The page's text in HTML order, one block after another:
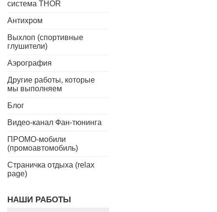
система THOR
Антихром
Выхлоп (спортивные
глушители)
Аэрография
Другие работы, которые
мы выполняем
Блог
Видео-канал Фан-тюнинга
ПРОМО-мобили
(промоавтомобиль)
Страничка отдыха (relax
page)
НАШИ РАБОТЫ